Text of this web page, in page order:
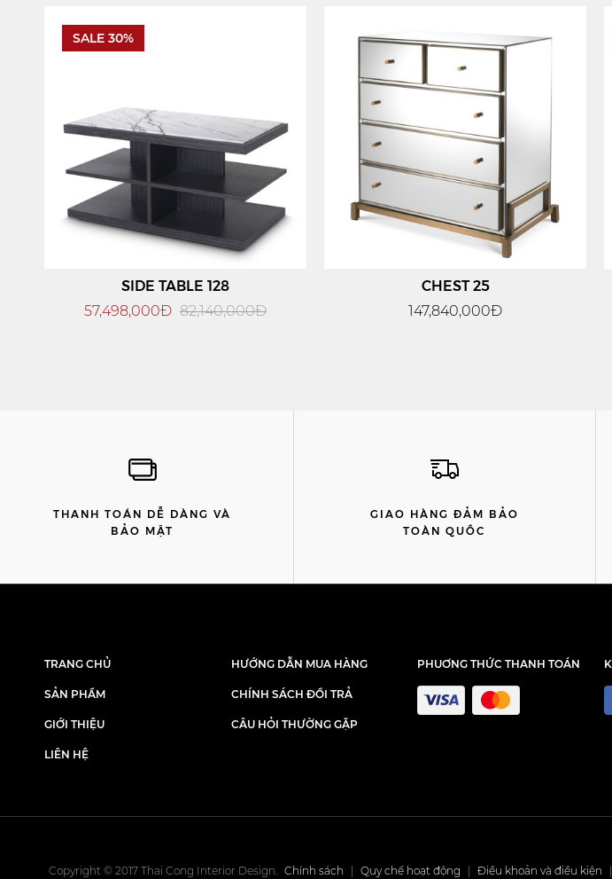
SALE 30%
SIDE TABLE 128
57,498,000Đ 82,140,000Đ
CHEST 25
147,840,000Đ
THANH TOÁN DỄ DÀNG VÀ
BẢO MẬT
GIAO HÀNG ĐẢM BẢO
TOÀN QUỐC
TRANG CHỦ
SẢN PHẨM
GIỚI THIỆU
LIÊN HỆ
HƯỚNG DẪN MUA HÀNG
CHÍNH SÁCH ĐỔI TRẢ
CÂU HỎI THƯỜNG GẶP
PHUƠNG THỨC THANH TOÁN
Copyright © 2017 Thai Cong Interior Design. Chính sách Quy chế hoạt động Điều khoản và điều kiện